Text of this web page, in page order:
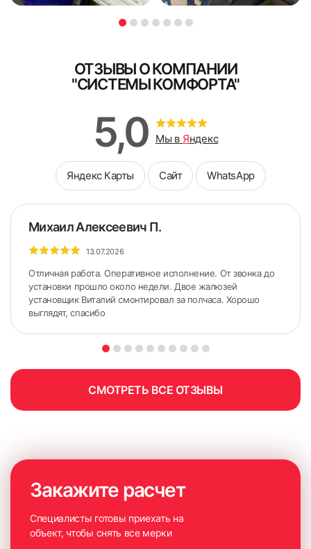
персональных данных
ОТЗЫВЫ О КОМПАНИИ
"СИСТЕМЫ КОМФОРТА"
5,0 Мы в Яндекс
Яндекс Карты Сайт WhatsApp
Михаил Алексеевич П.
13.07.2026
Отличная работа. Оперативное исполнение. От звонка до
установки прошло около недели. Двое жалюзей
установщик Виталий смонтировал за полчаса. Хорошо
выглядят, спасибо
СМОТРЕТЬ ВСЕ ОТЗЫВЫ
Закажите расчет
Специалисты готовы приехать на
объект, чтобы снять все мерки